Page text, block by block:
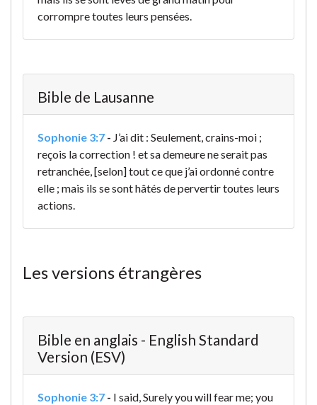
corrompre toutes leurs pensées.
Bible de Lausanne
Sophonie 3:7 - J’ai dit : Seulement, crains-moi ;
reçois la correction ! et sa demeure ne serait pas
retranchée, [selon] tout ce que j’ai ordonné contre
elle ; mais ils se sont hâtés de pervertir toutes leurs
actions.
Les versions étrangères
Bible en anglais - English Standard
Version (ESV)
Sophonie 3:7 - I said, Surely you will fear me; you